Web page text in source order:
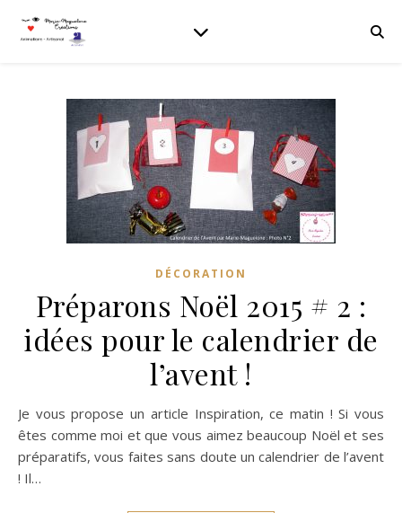
DÉCORATION
Préparons Noël 2015 # 2 :
idées pour le calendrier de
l’avent !
Je vous propose un article Inspiration, ce matin ! Si vous
êtes comme moi et que vous aimez beaucoup Noël et ses
préparatifs, vous faites sans doute un calendrier de l’avent
! Il…